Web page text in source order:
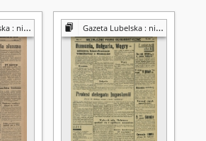
Gazeta Lubelska : niezależny organ demokratyczny